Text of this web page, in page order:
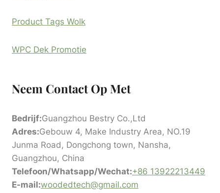
Product Tags Wolk
WPC Dek Promotie
Neem Contact Op Met
Bedrijf:Guangzhou Bestry Co.,Ltd
Adres:Gebouw 4, Make Industry Area, NO.19
Junma Road, Dongchong town, Nansha,
Guangzhou, China
Telefoon/Whatsapp/Wechat:+86 13922213449
E-mail:woodedtech@gmail.com